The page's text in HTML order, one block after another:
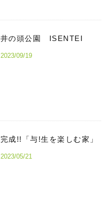
井の頭公園 ISENTEI
2023/09/19
完成!!「与!生を楽しむ家」
2023/05/21